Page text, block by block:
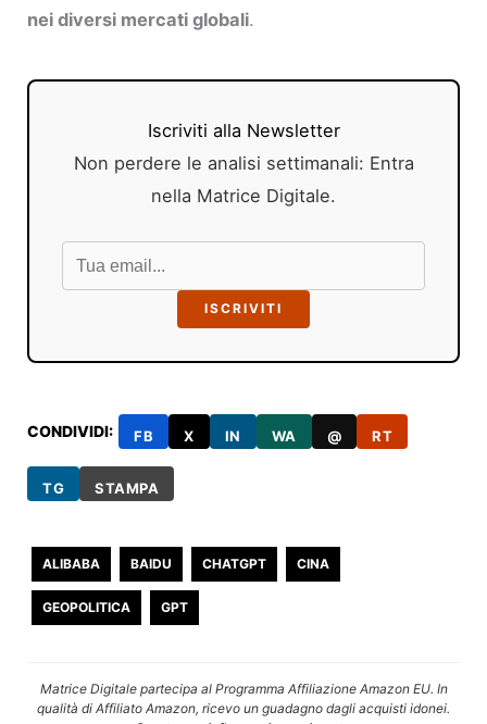
nei diversi mercati globali.
Iscriviti alla Newsletter
Non perdere le analisi settimanali: Entra
nella Matrice Digitale.
ISCRIVITI
CONDIVIDI: FB X IN WA @ RT
TG STAMPA
ALIBABA BAIDU CHATGPT CINA
GEOPOLITICA GPT
Matrice Digitale partecipa al Programma Affiliazione Amazon EU. In
qualità di Affiliato Amazon, ricevo un guadagno dagli acquisti idonei.